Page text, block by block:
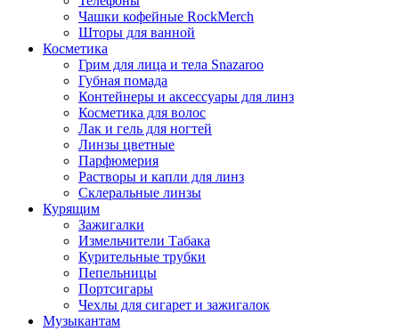
Чашки кофейные RockMerch
Шторы для ванной
Косметика
Грим для лица и тела Snazaroo
Губная помада
Контейнеры и аксессуары для линз
Косметика для волос
Лак и гель для ногтей
Линзы цветные
Парфюмерия
Растворы и капли для линз
Склеральные линзы
Курящим
Зажигалки
Измельчители Табака
Курительные трубки
Пепельницы
Портсигары
Чехлы для сигарет и зажигалок
Музыкантам